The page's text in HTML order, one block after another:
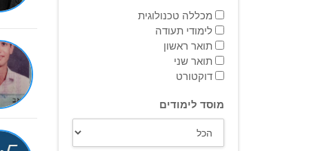
מכללה טכנולוגית
לימודי תעודה
תואר ראשון
תואר שני
דוקטורט
מוסד לימודים